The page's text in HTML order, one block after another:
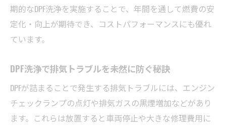
期的なDPF洗浄を実施することで、年間を通して燃費の安
定化・向上が期待でき、コストパフォーマンスにも優れ
ています。
DPF洗浄で排気トラブルを未然に防ぐ秘訣
DPFが詰まることで発生する排気トラブルには、エンジン
チェックランプの点灯や排気ガスの黒煙増加などがあり
ます。これらは放置すると車両停止や大きな修理費用に